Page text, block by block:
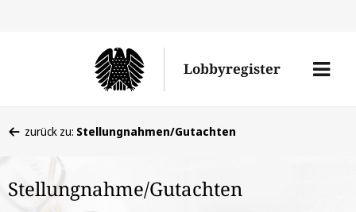
Lobbyregister
Menü
befinden
hier:
zurück zu: Stellungnahmen/Gutachten
Stellungnahme/Gutachten